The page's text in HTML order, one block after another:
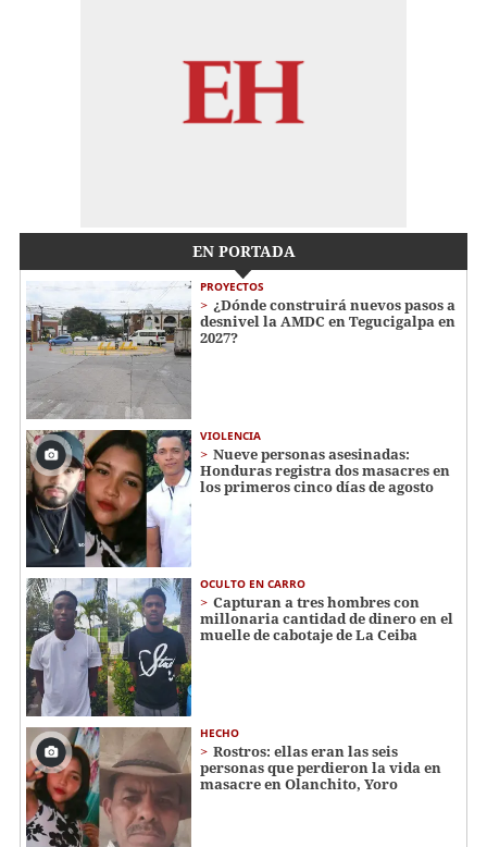
EN PORTADA
PROYECTOS
¿Dónde construirá nuevos pasos a
desnivel la AMDC en Tegucigalpa en
2027?
VIOLENCIA
Nueve personas asesinadas:
Honduras registra dos masacres en
los primeros cinco días de agosto
OCULTO EN CARRO
Capturan a tres hombres con
millonaria cantidad de dinero en el
muelle de cabotaje de La Ceiba
HECHO
Rostros: ellas eran las seis
personas que perdieron la vida en
masacre en Olanchito, Yoro